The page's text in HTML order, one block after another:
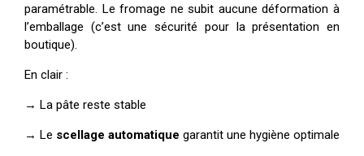
paramétrable. Le fromage ne subit aucune déformation à
l’emballage (c’est une sécurité pour la présentation en
boutique).
En clair :
→ La pâte reste stable
→ Le scellage automatique garantit une hygiène optimale